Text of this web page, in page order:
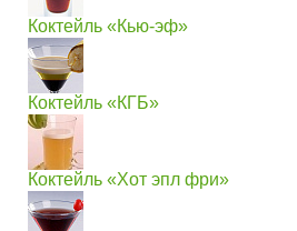
Коктейль «Кью-эф»
Коктейль «КГБ»
Коктейль «Хот эпл фри»